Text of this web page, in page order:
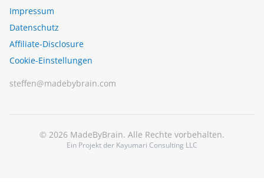
Impressum
Datenschutz
Affiliate-Disclosure
Cookie-Einstellungen
steffen@madebybrain.com
© 2026 MadeByBrain. Alle Rechte vorbehalten.
Ein Projekt der Kayumari Consulting LLC